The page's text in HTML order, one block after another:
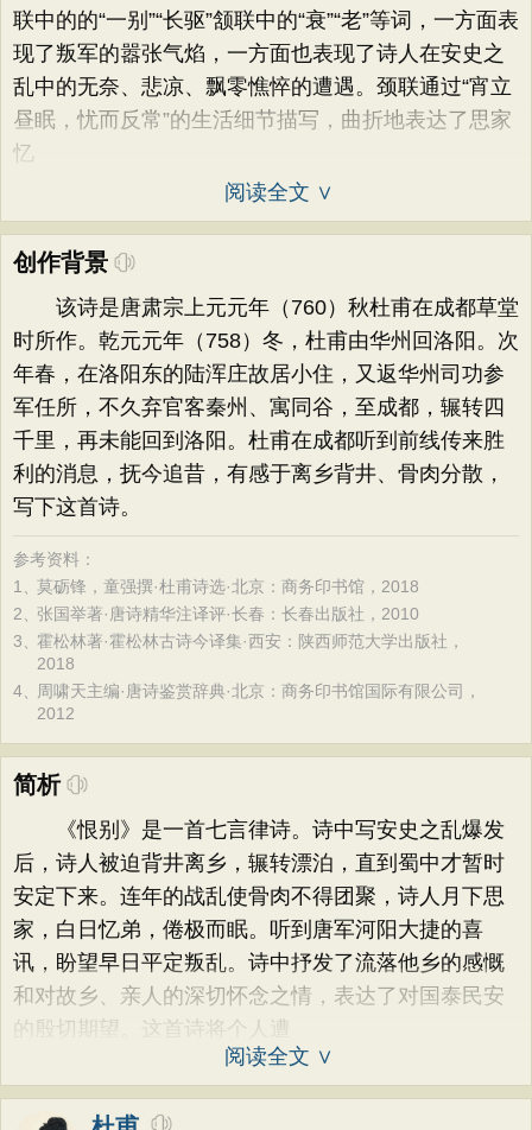
联中的的“一别”“长驱”颔联中的“衰”“老”等词，一方面表
现了叛军的嚣张气焰，一方面也表现了诗人在安史之
乱中的无奈、悲凉、飘零憔悴的遭遇。颈联通过“宵立
昼眠，忧而反常”的生活细节描写，曲折地表达了思家
忆
阅读全文 ∨
创作背景
该诗是唐肃宗上元元年（760）秋杜甫在成都草堂
时所作。乾元元年（758）冬，杜甫由华州回洛阳。次
年春，在洛阳东的陆浑庄故居小住，又返华州司功参
军任所，不久弃官客秦州、寓同谷，至成都，辗转四
千里，再未能回到洛阳。杜甫在成都听到前线传来胜
利的消息，抚今追昔，有感于离乡背井、骨肉分散，
写下这首诗。
参考资料：
1、莫砺锋，童强撰·杜甫诗选·北京：商务印书馆，2018
2、张国举著·唐诗精华注译评·长春：长春出版社，2010
3、霍松林著·霍松林古诗今译集·西安：陕西师范大学出版社，
2018
4、 周啸天主编·唐诗鉴赏辞典·北京：商务印书馆国际有限公司，
2012
简析
《恨别》是一首七言律诗。诗中写安史之乱爆发
后，诗人被迫背井离乡，辗转漂泊，直到蜀中才暂时
安定下来。连年的战乱使骨肉不得团聚，诗人月下思
家，白日忆弟，倦极而眠。听到唐军河阳大捷的喜
讯，盼望早日平定叛乱。诗中抒发了流落他乡的感慨
和对故乡、亲人的深切怀念之情，表达了对国泰民安
的殷切期望。这首诗将个人遭
阅读全文 ∨